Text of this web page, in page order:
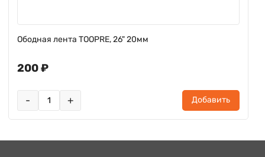
Ободная лента TOOPRE, 26" 20мм
200 ₽
- + Добавить